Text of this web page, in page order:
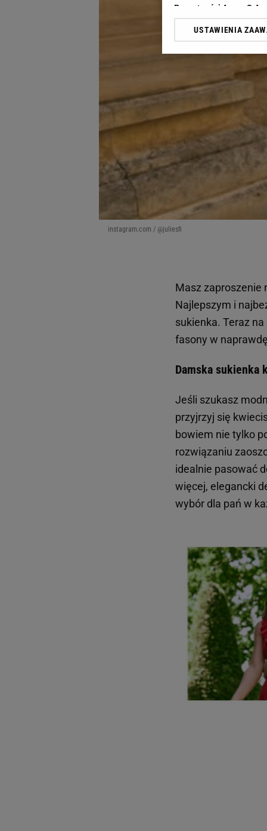
instagram.com / @juliesfi
Masz zaproszenie
Najlepszym i
sukienka. Teraz
fasony w
Damska sukienka
Jeśli szukasz
przyjrzyj się
bowiem nie tylko
rozwiązaniu
idealnie pasować
więcej, elegancki
wybór dla pań w
Prywatności Agora S.A.
Klikając „Akceptuję”
dotyczące plików
odnośnik „Ustawienia
plików cookie możliwa
My, nasi Zaufani
Użycie dokładnych
Przechowywanie
badnie odbiorców i
USTAWIENIA